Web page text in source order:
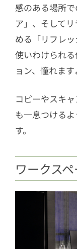
感のある場所
ア」、そして
める「リフレ
使いわけられ
ョン、憧れます
コピーやスキ
も一息つける
す。
ワークス